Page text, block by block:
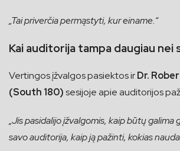
„Tai priverčia permąstyti, kur einame.“
Kai auditorija tampa daugiau nei
Vertingos įžvalgos pasiektos irDr.
(South 180)sesijoje apie auditorijos
„Jis pasidalijo įžvalgomis, kaip būtų galima
savo auditorija, kaip ją pažinti, kokias